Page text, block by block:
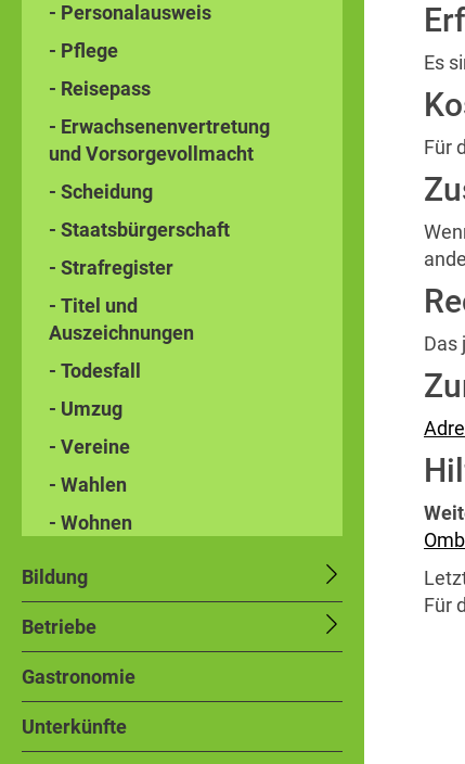
- Personalausweis
- Pflege
- Reisepass
- Erwachsenenvertretung
und Vorsorgevollmacht
- Scheidung
- Staatsbürgerschaft
- Strafregister
- Titel und
Auszeichnungen
- Todesfall
- Umzug
- Vereine
- Wahlen
- Wohnen
Bildung
Betriebe
Gastronomie
Unterkünfte
Es
Für
Das
Für